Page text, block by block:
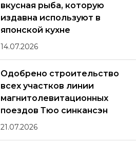
вкусная рыба, которую
издавна используют в
японской кухне
14.07.2026
Одобрено строительство
всех участков линии
магнитолевитационных
поездов Тюо синкансэн
21.07.2026